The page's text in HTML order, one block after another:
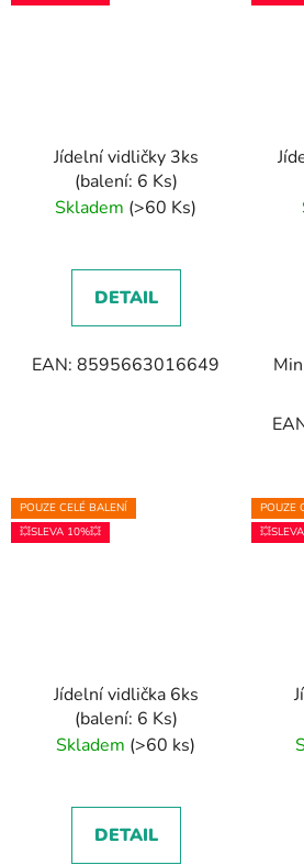
Jídelní vidličky 3ks
(balení: 6 Ks)
Skladem (>60 Ks)
DETAIL
EAN: 8595663016649
POUZE CELÉ BALENÍ
💥SLEVA 10%💥
Jídelní vidlička 6ks
(balení: 6 Ks)
Skladem (>60 ks)
DETAIL
POUZE